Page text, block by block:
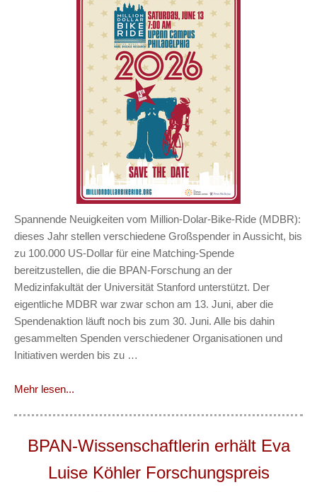
Spannende Neuigkeiten vom Million-Dolar-Bike-Ride (MDBR):
dieses Jahr stellen verschiedene Großspender in Aussicht, bis
zu 100.000 US-Dollar für eine Matching-Spende
bereitzustellen, die die BPAN-Forschung an der
Medizinfakultät der Universität Stanford unterstützt. Der
eigentliche MDBR war zwar schon am 13. Juni, aber die
Spendenaktion läuft noch bis zum 30. Juni. Alle bis dahin
gesammelten Spenden verschiedener Organisationen und
Initiativen werden bis zu …
Mehr lesen...
BPAN-Wissenschaftlerin erhält Eva
Luise Köhler Forschungspreis